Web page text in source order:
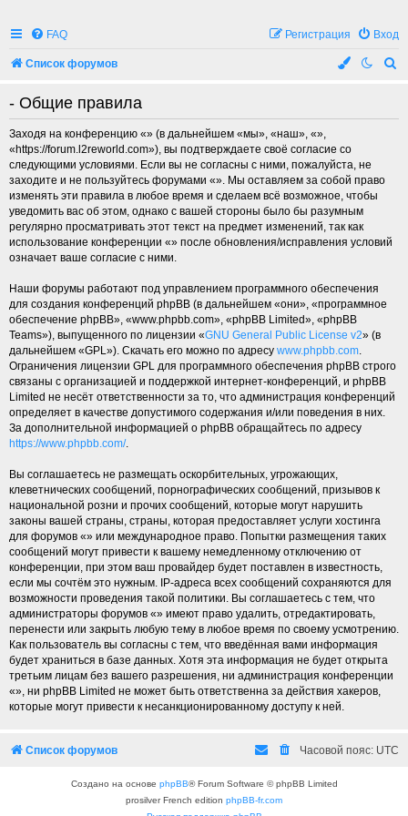
FAQ Вход
Регистрация
Список форумов
- Общие правила
Заходя на конференцию «» (в дальнейшем «мы», «наш», «»,
«https://forum.l2reworld.com»), вы подтверждаете своё согласие со
следующими условиями. Если вы не согласны с ними, пожалуйста, не
заходите и не пользуйтесь форумами «». Мы оставляем за собой право
изменять эти правила в любое время и сделаем всё возможное, чтобы
уведомить вас об этом, однако с вашей стороны было бы разумным
регулярно просматривать этот текст на предмет изменений, так как
использование конференции «» после обновления/исправления условий
означает ваше согласие с ними.
Наши форумы работают под управлением программного обеспечения
для создания конференций phpBB (в дальнейшем «они», «программное
обеспечение phpBB», «www.phpbb.com», «phpBB Limited», «phpBB
Teams»), выпущенного по лицензии «GNU General Public License v2» (в
дальнейшем «GPL»). Скачать его можно по адресу www.phpbb.com.
Ограничения лицензии GPL для программного обеспечения phpBB строго
связаны с организацией и поддержкой интернет-конференций, и phpBB
Limited не несёт ответственности за то, что администрация конференций
определяет в качестве допустимого содержания и/или поведения в них.
За дополнительной информацией о phpBB обращайтесь по адресу
https://www.phpbb.com/.
Вы соглашаетесь не размещать оскорбительных, угрожающих,
клеветнических сообщений, порнографических сообщений, призывов к
национальной розни и прочих сообщений, которые могут нарушить
законы вашей страны, страны, которая предоставляет услуги хостинга
для форумов «» или международное право. Попытки размещения таких
сообщений могут привести к вашему немедленному отключению от
конференции, при этом ваш провайдер будет поставлен в известность,
если мы сочтём это нужным. IP-адреса всех сообщений сохраняются для
возможности проведения такой политики. Вы соглашаетесь с тем, что
администраторы форумов «» имеют право удалить, отредактировать,
перенести или закрыть любую тему в любое время по своему усмотрению.
Как пользователь вы согласны с тем, что введённая вами информация
будет храниться в базе данных. Хотя эта информация не будет открыта
третьим лицам без вашего разрешения, ни администрация конференции
«», ни phpBB Limited не может быть ответственна за действия хакеров,
которые могут привести к несанкционированному доступу к ней.
Список форумов Часовой пояс: UTC
Создано на основе phpBB® Forum Software © phpBB Limited
prosilver French edition phpBB-fr.com